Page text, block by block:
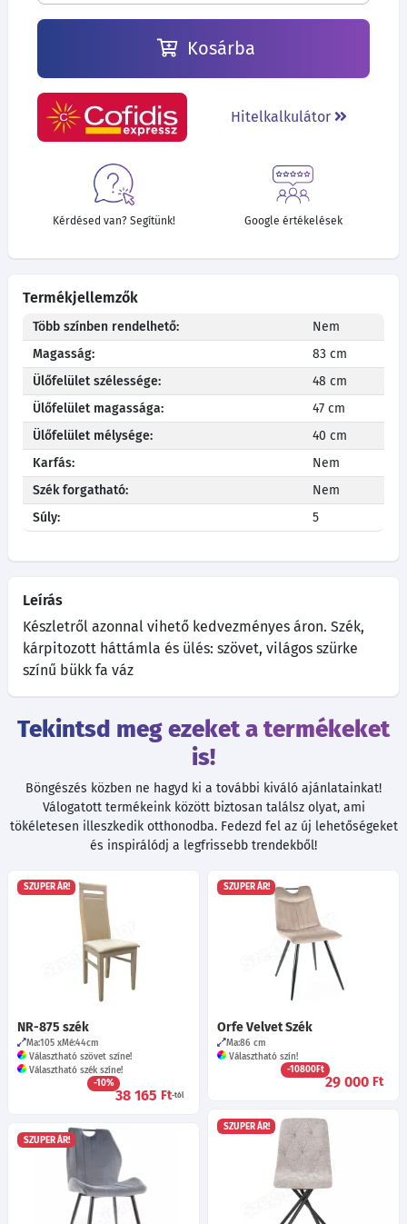
Kosárba
Hitelkalkulátor
Kérdésed van? Segítünk! Google értékelések
Termékjellemzők
Több színben rendelhető:
Nem
Magasság:
83 cm
Ülőfelület szélessége:
48 cm
Ülőfelület magassága:
47 cm
Ülőfelület mélysége:
40 cm
Karfás:
Nem
Szék forgatható:
Nem
Súly:
5
Leírás
Készletről azonnal vihető kedvezményes áron. Szék,
kárpitozott háttámla és ülés: szövet, világos szürke
színű bükk fa váz
Tekintsd meg ezeket a termékeket
is!
Böngészés közben ne hagyd ki a további kiváló ajánlatainkat!
Válogatott termékeink között biztosan találsz olyat, ami
tökéletesen illeszkedik otthonodba. Fedezd fel az új lehetőségeket
és inspirálódj a legfrissebb trendekből!
SZUPER ÁR!
NR-875 szék
Ma:105 Mé:44cm
Választható szövet színe!
Választható szék színe!
-10%
38 165 Ft-tól
SZUPER ÁR!
Orfe Velvet Szék
Ma:86 cm
Választható szín!
-10800Ft
29 000 Ft
SZUPER ÁR!
SZUPER ÁR!